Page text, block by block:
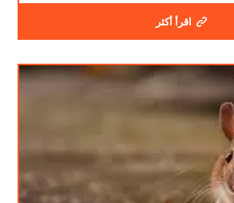
اقرأ أكثر